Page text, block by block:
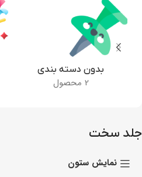
بدون دسته بندی
2 محصول
جلد سخت
نمایش ستون